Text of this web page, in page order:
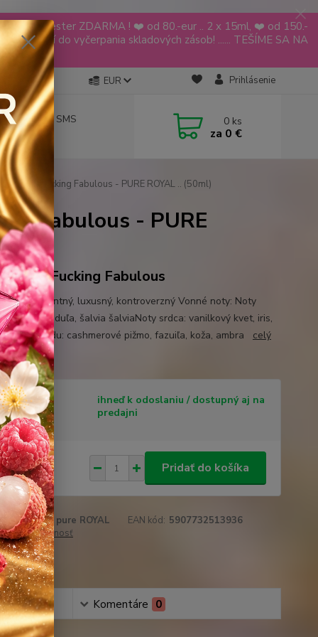
tester ZDARMA ! ❤️ od 80.-eur .. 2 x 15ml, ❤️ od 150.-
platí do vyčerpania skladových zásob! ...... TEŠÍME SA NA
EUR Prihlásenie
aj cez SMS
068
0 ks
za 0 €
FORD Fucking Fabulous - PURE ROYAL .. (50ml)
Fabulous - PURE
FORD Fucking Fabulous
Dekadentný, luxusný, kontroverzný Vonné noty: Noty
levanduľa, šalvia šalviaNoty srdca: vanilkový kvet, iris,
základu: cashmerové pižmo, fazuiľa, koža, ambra celý
ihneď k odoslaniu / dostupný aj na
predajni
€/ks
€ bez DPH
Pridať do košíka
823 pure ROYAL EAN kód: 5907732513936
/ dostupnosť
Komentáre 0